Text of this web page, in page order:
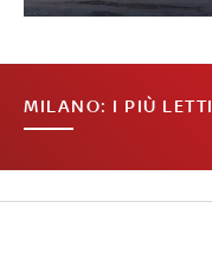
MILANO: I PIÙ LETTI